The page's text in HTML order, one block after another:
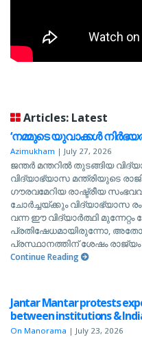
Articles: Latest
‘നമ്മുടെ യുവാക്കള്‍
Azimukham | July 27, 2026
ജന്തര്‍ മന്തറില്‍ തുടങ്ങിയ
വിദ്യാഭ്യാസ മന്ത്രിയുടെ
ഗൗരവമേറിയ രാഷ്ട്രീയ
ചോര്‍ച്ചയ്ക്കും വിദ്യാഭ്യാസ
വന്ന ഈ വിദ്യാര്‍ത്ഥി
പ്രതിഷേധമായിരുന്നോ, അതോ
പ്രസ്ഥാനത്തിന് ശേഷം രാജ്യം
Continue Reading
Jantar Mantar protests
between institutions &
On Manorama | July 23, 2026